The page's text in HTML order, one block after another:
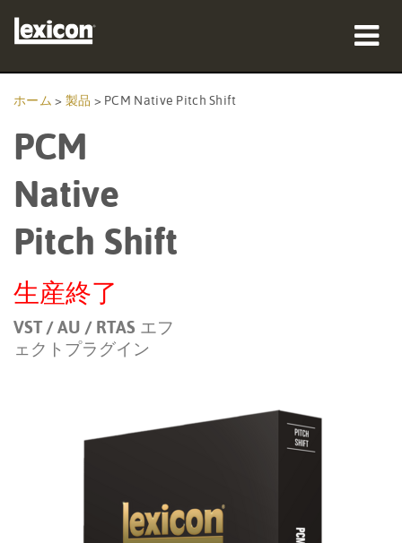
購入先
トレーニング
サポート
ホーム > 製品 > PCM Native Pitch Shift
PCM
Native
Pitch Shift
生産終了
VST / AU / RTAS エフ
ェクトプラグイン